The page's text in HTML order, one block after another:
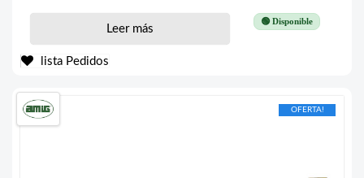
🟢 Disponible
Leer más
lista Pedidos
OFERTA!